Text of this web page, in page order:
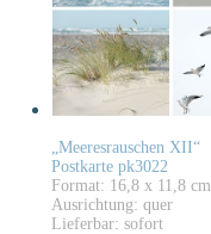
„Meeresrauschen XII“
Postkarte pk3022
Format: 16,8 x 11,8 cm
Ausrichtung: quer
Lieferbar: sofort